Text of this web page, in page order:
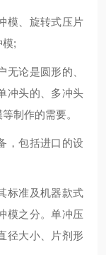
、旋转式压片
模;
论是圆形的、
冲头的、多冲头
制作的需要。
包括进口的设
标准及机器款式
模之分。单冲压
径大小、片剂形